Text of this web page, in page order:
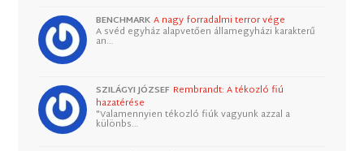
BENCHMARK A nagy forradalmi terror vége
A svéd egyház alapvetően államegyházi karakterű
an…
SZILÁGYI JÓZSEF Rembrandt: A tékozló fiú
hazatérése
"Valamennyien tékozló fiúk vagyunk azzal a
különbs…